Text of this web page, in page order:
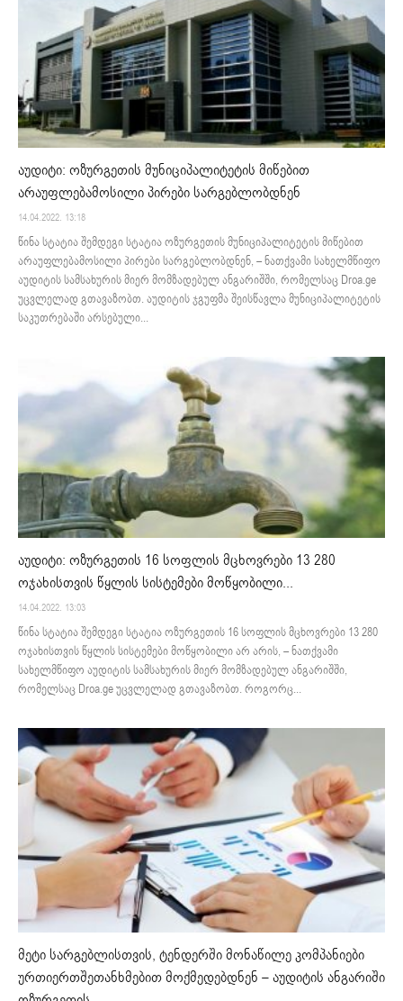
აუდიტი: ოზურგეთის მუნიციპალიტეტის მიწებით
არაუფლებამოსილი პირები სარგებლობდნენ
14.04.2022. 13:18
წინა სტატია შემდეგი სტატია ოზურგეთის მუნიციპალიტეტის მიწებით
არაუფლებამოსილი პირები სარგებლობდნენ, – ნათქვამი სახელმწიფო
აუდიტის სამსახურის მიერ მომზადებულ ანგარიშში, რომელსაც Droa.ge
უცვლელად გთავაზობთ. აუდიტის ჯგუფმა შეისწავლა მუნიციპალიტეტის
საკუთრებაში არსებული...
აუდიტი: ოზურგეთის 16 სოფლის მცხოვრები 13 280
ოჯახისთვის წყლის სისტემები მოწყობილი...
14.04.2022. 13:03
წინა სტატია შემდეგი სტატია ოზურგეთის 16 სოფლის მცხოვრები 13 280
ოჯახისთვის წყლის სისტემები მოწყობილი არ არის, – ნათქვამი
სახელმწიფო აუდიტის სამსახურის მიერ მომზადებულ ანგარიშში,
რომელსაც Droa.ge უცვლელად გთავაზობთ. როგორც...
მეტი სარგებლისთვის, ტენდერში მონაწილე კომპანიები
ურთიერთშეთანხმებით მოქმედებდნენ – აუდიტის ანგარიში